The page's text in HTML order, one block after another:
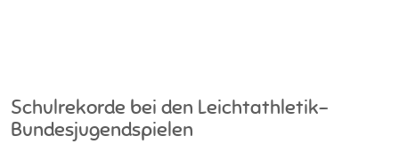
Schulrekorde bei den Leichtathletik-
Bundesjugendspielen